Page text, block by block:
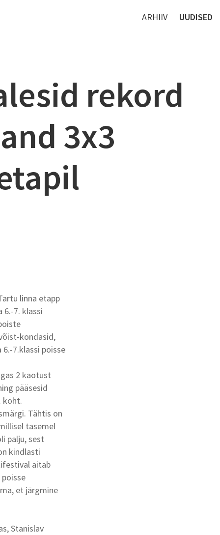
ARHIIV UUDISED
rekord
3x3
linna etapp
6.-7. klassi
kondasid,
7.klassi poisse
2 kaotust
pääsesid
koht.
Tähtis on
tasemel
palju, sest
kindlasti
aitab
et järgmine
Stanislav